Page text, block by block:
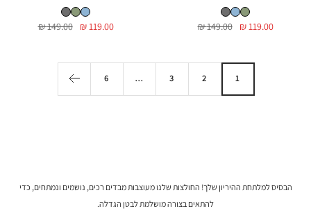
חולצת אינס ש. קצר זיתחולצת אינס ש. קצר תכלתחולצת הריון אינס ש.קצר אפור בטון
מחיר
119.00 ₪
מחיר
149.00 ₪
חולצת אינס ש. קצר תכלת
חולצת אינס ש. קצר זיתחולצת הריון אינס ש.קצר אפור בטון
מחיר
119.00 ₪
מחיר
149.00 ₪
1
2
3
…
6
הבסיס למלתחת ההיריון שלך! החולצות שלנו מעוצבות מבדים רכים, נושמים ונמתחים, כדי
להתאים בצורה מושלמת לבטן הגדלה.